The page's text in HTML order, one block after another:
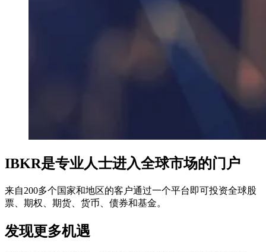
IBKR是专业人士进入全球市场的门户
来自200多个国家和地区的客户通过一个平台即可投资全球股
票、期权、期货、货币、债券和基金。
发现更多机遇